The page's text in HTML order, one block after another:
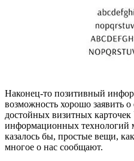
Наконец-то позитивный
возможность хорошо заявить
достойных визитных
информационных технологий
казалось бы, простые вещи,
многое о нас сообщают.